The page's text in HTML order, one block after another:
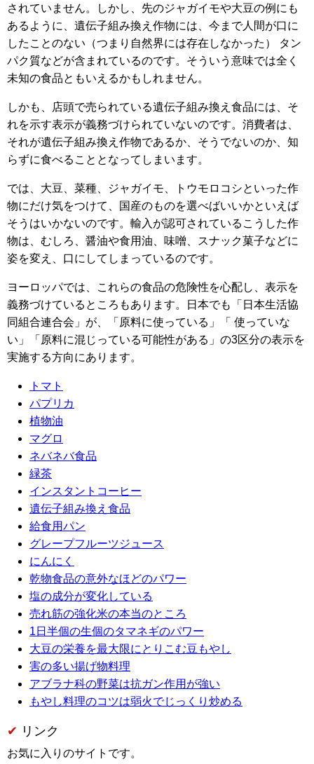
されていません。しかし、先のジャガイモや大豆の例にも
あるように、遺伝子組み換え作物には、今まで人間が口に
したことのない（つまり自然界には存在しなかった） タン
パク質などが含まれているのです。そういう意味では全く
未知の食品ともいえるかもしれません。
しかも、店頭で売られている遺伝子組み換え食品には、そ
れを示す表示が義務づけられていないのです。消費者は、
それが遺伝子組み換え作物であるか、そうでないのか、知
らずに食べることとなってしまいます。
では、大豆、菜種、ジャガイモ、トウモロコシといった作
物にだけ気をつけて、国産のものを選べばいいかといえば
そうはいかないのです。輸入が認可されているこうした作
物は、むしろ、醤油や食用油、味噌、スナック菓子などに
姿を変え、口にしてしまっているのです。
ヨーロッパでは、これらの食品の危険性を心配し、表示を
義務づけているところもあります。日本でも「日本生活協
同組合連合会」が、「原料に使っている」「 使っていな
い」「原料に混じっている可能性がある」の3区分の表示を
実施する方向にあります。
トマト
パプリカ
植物油
マグロ
ネバネバ食品
緑茶
インスタントコーヒー
遺伝子組み換え食品
給食用パン
グレープフルーツジュース
にんにく
乾物食品の意外なほどのパワー
塩の成分が変化している
売れ筋の強化米の本当のところ
1日半個の生個のタマネギのパワー
大豆の栄養を最大限にとりこむ豆もやし
害の多い揚げ物料理
アブラナ科の野菜は抗ガン作用が強い
もやし料理のコツは弱火でじっくり炒める
リンク
お気に入りのサイトです。